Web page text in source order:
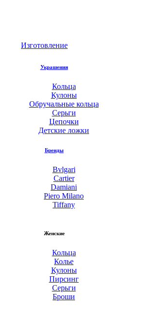
Изготовление
Украшения
Кольца
Кулоны
Обручальные кольца
Серьги
Цепочки
Детские ложки
Бренды
Bvlgari
Cartier
Damiani
Piero Milano
Tiffany
Женские
Кольца
Колье
Кулоны
Пирсинг
Серьги
Броши